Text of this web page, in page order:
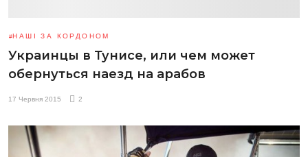
НАШІ ЗА КОРДОНОМ
Украинцы в Тунисе, или чем может
обернуться наезд на арабов
17 Червня 2015 2